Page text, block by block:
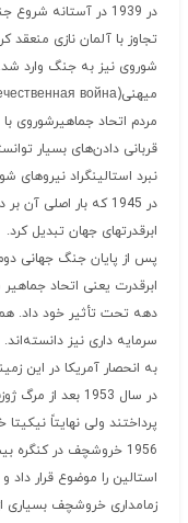
در 1939 در آستانه
شوروی نیز به جنگ وارد
مردم اتحاد جماهیرشوروی
قربانی دادن‌های بسیار
نبرد استالینگراد
در 1945 که بار اصلی
ابرقدرتهای جهان تبدیل کرد.
پس از پایان جنگ جهانی
ابرقدرت یعنی اتحاد
دهه تحت تأثیر خود داد.
به انحصار آمریکا در این
در سال 1953
پرداختند ولی نهایتاً
1956 خروشچف در
استالین را موضوع قرار
زمامداری خروشچف بسیاری